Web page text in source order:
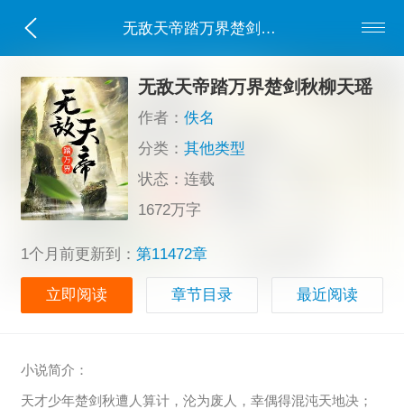
无敌天帝踏万界楚剑秋柳天瑶
无敌天帝踏万界楚剑秋柳天瑶
作者：佚名
分类：其他类型
状态：连载
1672万字
1个月前更新到： 第11472章
立即阅读 章节目录 最近阅读
小说简介：
天才少年楚剑秋遭人算计，沦为废人，幸偶得混沌天地决；